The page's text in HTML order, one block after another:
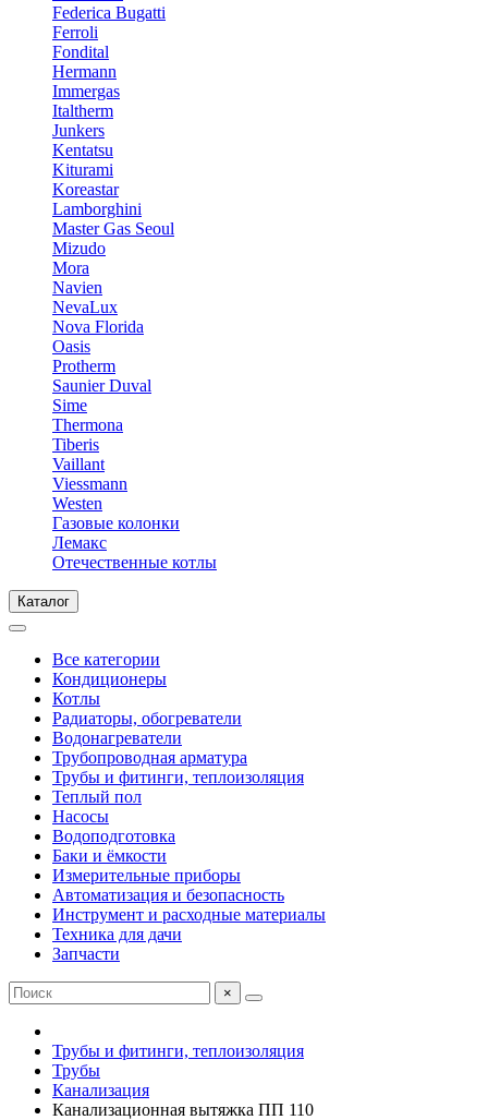
Federica Bugatti
Ferroli
Fondital
Hermann
Immergas
Italtherm
Junkers
Kentatsu
Kiturami
Koreastar
Lamborghini
Master Gas Seoul
Mizudo
Mora
Navien
NevaLux
Nova Florida
Oasis
Protherm
Saunier Duval
Sime
Thermona
Tiberis
Vaillant
Viessmann
Westen
Газовые колонки
Лемакс
Отечественные котлы
Каталог
Все категории
Кондиционеры
Котлы
Радиаторы, обогреватели
Водонагреватели
Трубопроводная арматура
Трубы и фитинги, теплоизоляция
Теплый пол
Насосы
Водоподготовка
Баки и ёмкости
Измерительные приборы
Автоматизация и безопасность
Инструмент и расходные материалы
Техника для дачи
Запчасти
×
Трубы и фитинги, теплоизоляция
Трубы
Канализация
Канализационная вытяжка ПП 110